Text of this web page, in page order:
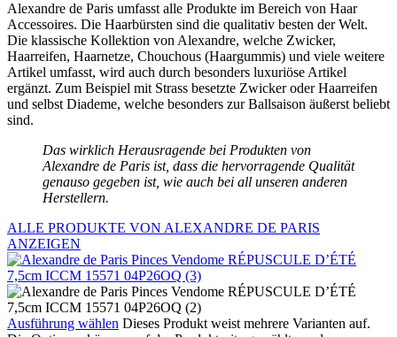
Alexandre de Paris umfasst alle Produkte im Bereich von Haar
Accessoires. Die Haarbürsten sind die qualitativ besten der Welt.
Die klassische Kollektion von Alexandre, welche Zwicker,
Haarreifen, Haarnetze, Chouchous (Haargummis) und viele weitere
Artikel umfasst, wird auch durch besonders luxuriöse Artikel
ergänzt. Zum Beispiel mit Strass besetzte Zwicker oder Haarreifen
und selbst Diademe, welche besonders zur Ballsaison äußerst beliebt
sind.
Das wirklich Herausragende bei Produkten von
Alexandre de Paris ist, dass die hervorragende Qualität
genauso gegeben ist, wie auch bei all unseren anderen
Herstellern.
ALLE PRODUKTE VON ALEXANDRE DE PARIS
ANZEIGEN
Ausführung wählen Dieses Produkt weist mehrere Varianten auf.